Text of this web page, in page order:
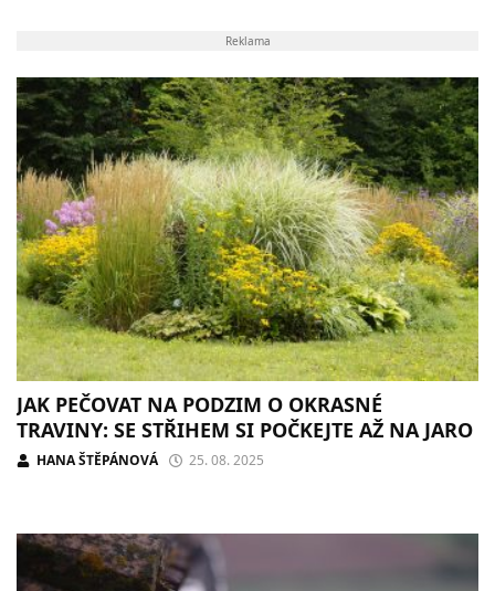
Reklama
JAK PEČOVAT NA PODZIM O OKRASNÉ
TRAVINY: SE STŘIHEM SI POČKEJTE AŽ NA JARO
HANA ŠTĚPÁNOVÁ 25. 08. 2025